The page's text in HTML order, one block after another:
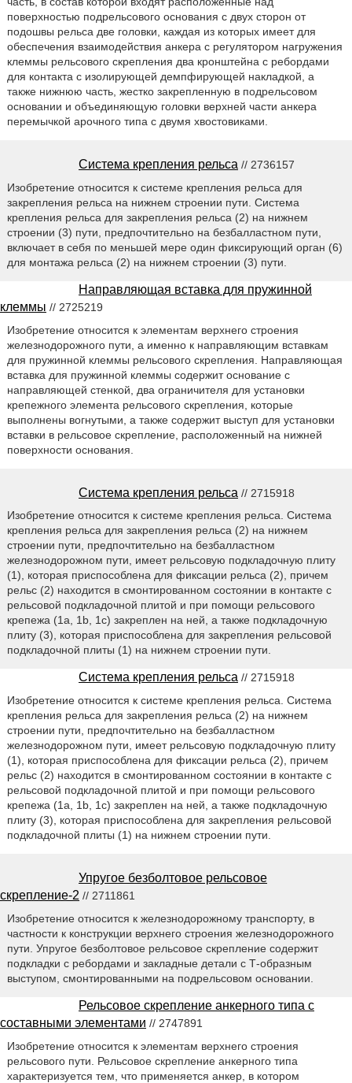
поверхностью подрельсового основания с двух сторон от
подошвы рельса две головки, каждая из которых имеет для
обеспечения взаимодействия анкера с регулятором нагружения
клеммы рельсового скрепления два кронштейна с ребордами
для контакта с изолирующей демпфирующей накладкой, а
также нижнюю часть, жестко закрепленную в подрельсовом
основании и объединяющую головки верхней части анкера
перемычкой арочного типа с двумя хвостовиками.
Система крепления рельса // 2736157
Изобретение относится к системе крепления рельса для
закрепления рельса на нижнем строении пути. Система
крепления рельса для закрепления рельса (2) на нижнем
строении (3) пути, предпочтительно на безбалластном пути,
включает в себя по меньшей мере один фиксирующий орган (6)
для монтажа рельса (2) на нижнем строении (3) пути.
Направляющая вставка для пружинной
клеммы // 2725219
Изобретение относится к элементам верхнего строения
железнодорожного пути, а именно к направляющим вставкам
для пружинной клеммы рельсового скрепления. Направляющая
вставка для пружинной клеммы содержит основание с
направляющей стенкой, два ограничителя для установки
крепежного элемента рельсового скрепления, которые
выполнены вогнутыми, а также содержит выступ для установки
вставки в рельсовое скрепление, расположенный на нижней
поверхности основания.
Система крепления рельса // 2715918
Изобретение относится к системе крепления рельса. Система
крепления рельса для закрепления рельса (2) на нижнем
строении пути, предпочтительно на безбалластном
железнодорожном пути, имеет рельсовую подкладочную плиту
(1), которая приспособлена для фиксации рельса (2), причем
рельс (2) находится в смонтированном состоянии в контакте с
рельсовой подкладочной плитой и при помощи рельсового
крепежа (1a, 1b, 1c) закреплен на ней, а также подкладочную
плиту (3), которая приспособлена для закрепления рельсовой
подкладочной плиты (1) на нижнем строении пути.
Система крепления рельса // 2715918
Изобретение относится к системе крепления рельса. Система
крепления рельса для закрепления рельса (2) на нижнем
строении пути, предпочтительно на безбалластном
железнодорожном пути, имеет рельсовую подкладочную плиту
(1), которая приспособлена для фиксации рельса (2), причем
рельс (2) находится в смонтированном состоянии в контакте с
рельсовой подкладочной плитой и при помощи рельсового
крепежа (1a, 1b, 1c) закреплен на ней, а также подкладочную
плиту (3), которая приспособлена для закрепления рельсовой
подкладочной плиты (1) на нижнем строении пути.
Упругое безболтовое рельсовое
скрепление-2 // 2711861
Изобретение относится к железнодорожному транспорту, в
частности к конструкции верхнего строения железнодорожного
пути. Упругое безболтовое рельсовое скрепление содержит
подкладки с ребордами и закладные детали с Т-образным
выступом, смонтированными на подрельсовом основании.
Рельсовое скрепление анкерного типа с
составными элементами // 2747891
Изобретение относится к элементам верхнего строения
рельсового пути. Рельсовое скрепление анкерного типа
характеризуется тем, что применяется анкер, в котором